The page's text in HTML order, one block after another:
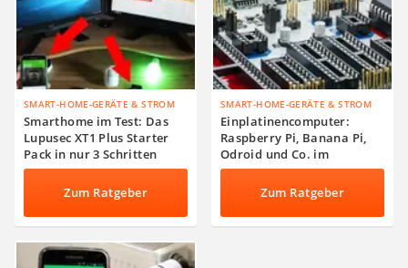
SMART-HOME-GERÄTE & STROM
Smarthome im Test: Das
Lupusec XT1 Plus Starter
Pack in nur 3 Schritten
einfach installieren
Zum Ratgeber
SMART-HOME-GERÄTE & STROM
Einplatinencomputer:
Raspberry Pi, Banana Pi,
Odroid und Co. im
Vergleich
Zum Ratgeber